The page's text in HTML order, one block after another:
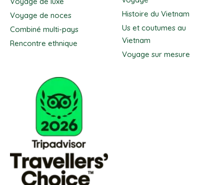
Voyage de noces
Combiné multi-pays
Rencontre ethnique
Histoire du Vietnam
Us et coutumes au
Vietnam
Voyage sur mesure